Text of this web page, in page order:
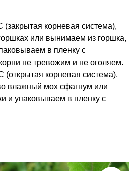
корневая система),
или вынимаем из горшка,
в пленку с
не тревожим и не оголяем.
корневая система),
влажный мох сфагнум или
и упаковываем в пленку с